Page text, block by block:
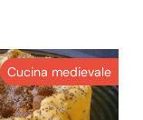
Cucina medievale